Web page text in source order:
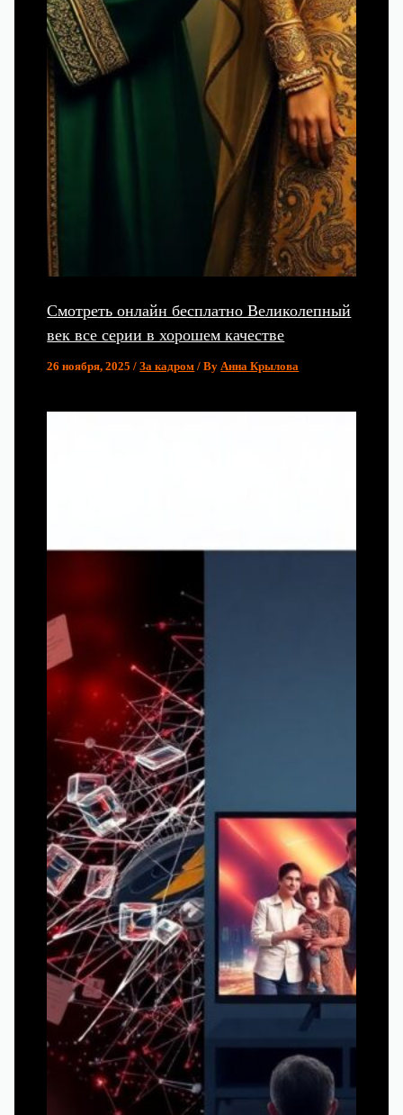
Смотреть онлайн бесплатно Великолепный
век все серии в хорошем качестве
26 ноября, 2025/За кадром / ByАнна Крылова